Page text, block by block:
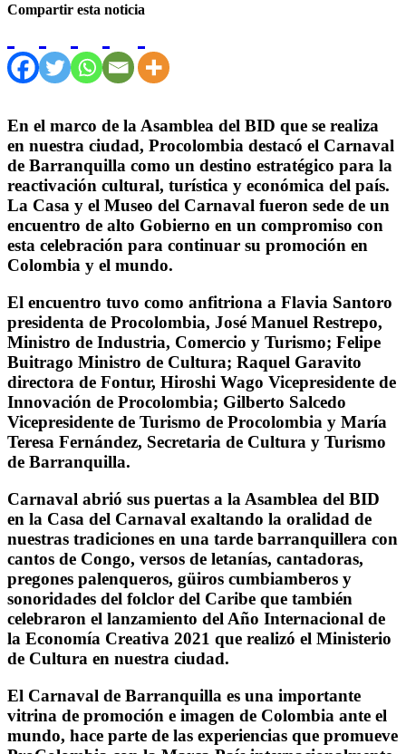
Compartir esta noticia
En el marco de la Asamblea del BID que se realiza
en nuestra ciudad, Procolombia destacó el Carnaval
de Barranquilla como un destino estratégico para la
reactivación cultural, turística y económica del país.
La Casa y el Museo del Carnaval fueron sede de un
encuentro de alto Gobierno en un compromiso con
esta celebración para continuar su promoción en
Colombia y el mundo.
El encuentro tuvo como anfitriona a Flavia Santoro
presidenta de Procolombia, José Manuel Restrepo,
Ministro de Industria, Comercio y Turismo; Felipe
Buitrago Ministro de Cultura; Raquel Garavito
directora de Fontur, Hiroshi Wago Vicepresidente de
Innovación de Procolombia; Gilberto Salcedo
Vicepresidente de Turismo de Procolombia y María
Teresa Fernández, Secretaria de Cultura y Turismo
de Barranquilla.
Carnaval abrió sus puertas a la Asamblea del BID
en la Casa del Carnaval exaltando la oralidad de
nuestras tradiciones en una tarde barranquillera con
cantos de Congo, versos de letanías, cantadoras,
pregones palenqueros, güiros cumbiamberos y
sonoridades del folclor del Caribe que también
celebraron el lanzamiento del Año Internacional de
la Economía Creativa 2021 que realizó el Ministerio
de Cultura en nuestra ciudad.
El Carnaval de Barranquilla es una importante
vitrina de promoción e imagen de Colombia ante el
mundo, hace parte de las experiencias que promueve